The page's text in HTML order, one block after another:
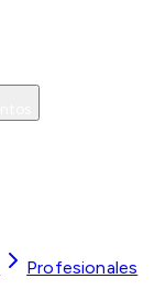
Profesionales